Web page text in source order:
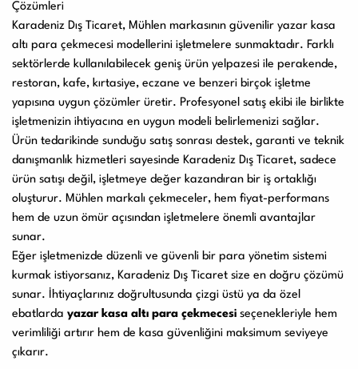
Çözümleri
Karadeniz Dış Ticaret, Mühlen markasının güvenilir yazar kasa
altı para çekmecesi modellerini işletmelere sunmaktadır. Farklı
sektörlerde kullanılabilecek geniş ürün yelpazesi ile perakende,
restoran, kafe, kırtasiye, eczane ve benzeri birçok işletme
yapısına uygun çözümler üretir. Profesyonel satış ekibi ile birlikte
işletmenizin ihtiyacına en uygun modeli belirlemenizi sağlar.
Ürün tedarikinde sunduğu satış sonrası destek, garanti ve teknik
danışmanlık hizmetleri sayesinde Karadeniz Dış Ticaret, sadece
ürün satışı değil, işletmeye değer kazandıran bir iş ortaklığı
oluşturur. Mühlen markalı çekmeceler, hem fiyat-performans
hem de uzun ömür açısından işletmelere önemli avantajlar
sunar.
Eğer işletmenizde düzenli ve güvenli bir para yönetim sistemi
kurmak istiyorsanız, Karadeniz Dış Ticaret size en doğru çözümü
sunar. İhtiyaçlarınız doğrultusunda çizgi üstü ya da özel
ebatlarda yazar kasa altı para çekmecesi seçenekleriyle hem
verimliliği artırır hem de kasa güvenliğini maksimum seviyeye
çıkarır.